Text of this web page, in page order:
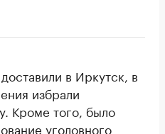
в Иркутск, в
избрали
Кроме того, было
уголовного